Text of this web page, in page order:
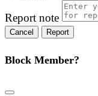
Report note
Report
Block Member?